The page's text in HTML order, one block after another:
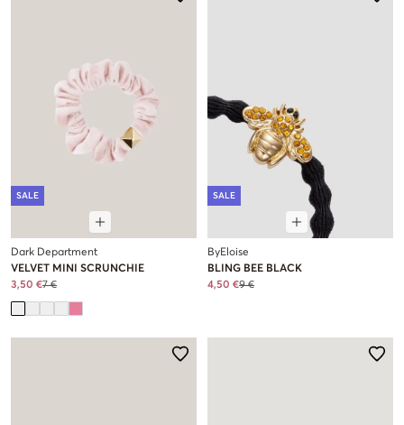
SALE
Dark Department
VELVET MINI SCRUNCHIE
3,50 €7 €
SALE
ByEloise
BLING BEE BLACK
4,50 €9 €